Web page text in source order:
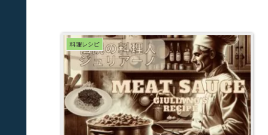
料理レシピ